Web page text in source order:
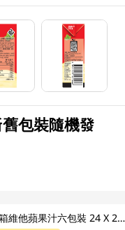
包裝隨機發
原箱維他蘋果汁六包裝 24 X 250 ML